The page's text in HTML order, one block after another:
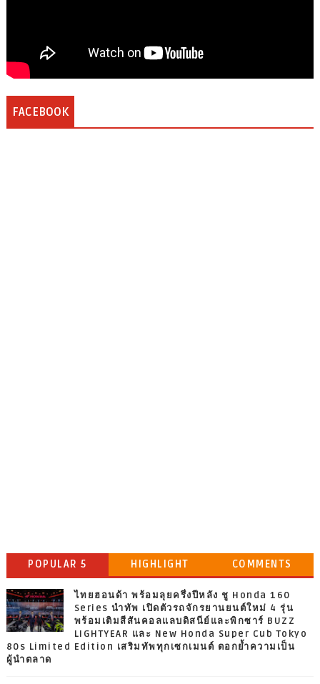
FACEBOOK
POPULAR 5 HIGHLIGHT COMMENTS
ไทยฮอนด้า พร้อมลุยครึ่งปีหลัง ชู Honda 160
Series นำทัพ เปิดตัวรถจักรยานยนต์ใหม่ 4 รุ่น
พร้อมเติมสีสันคอลแลบดิสนีย์และพิกซาร์ BUZZ
LIGHTYEAR และ New Honda Super Cub Tokyo
80s Limited Edition เสริมทัพทุกเซกเมนต์ ตอกย้ำความเป็น
ผู้นำตลาด